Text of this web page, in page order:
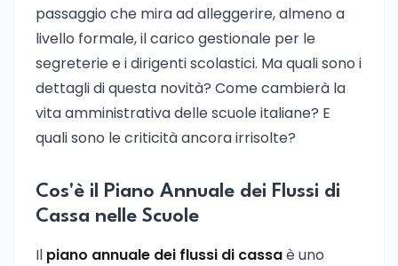
passaggio che mira ad alleggerire, almeno a
livello formale, il carico gestionale per le
segreterie e i dirigenti scolastici. Ma quali sono i
dettagli di questa novità? Come cambierà la
vita amministrativa delle scuole italiane? E
quali sono le criticità ancora irrisolte?
Cos'è il Piano Annuale dei Flussi di
Cassa nelle Scuole
Il piano annuale dei flussi di cassaè uno